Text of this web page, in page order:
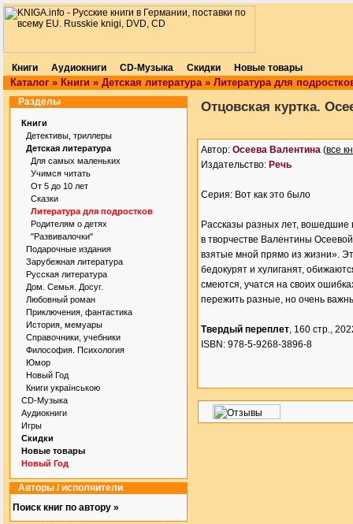
Книги Аудиокниги CD-Музыка Скидки Новые товары
Каталог » Книги » Детская литература» Литература для
Разделы
Книги
Детективы, триллеры
Детская литература
Для самых маленьких
Учимся читать
От 5 до 10 лет
Сказки
Литература для подростков
Родителям о детях
"Развивалочки"
Подарочные издания
Зарубежная литература
Русская литература
Дом. Семья. Досуг.
Любовный роман
Приключения, фантастика
История, мемуары
Справочники, учебники
Философия. Психология
Юмор
Новый Год
Книги українською
CD-Музыка
Аудиокниги
Игры
Скидки
Новые товары
Новый Год
Авторы / исполнители
Поиск книг по автору »
Отцовская куртка.
Автор: Осеева Валентина (все
Издательство: Речь
Серия: Вот как это было
Рассказы разных лет, вошедшие
в творчестве Валентины
взятые мной прямо из жизни».
бедокурят и хулиганят,
смеются, учатся на своих
пережить разные, но очень
Твердый переплет, 160 стр.,
ISBN: 978-5-9268-3896-8